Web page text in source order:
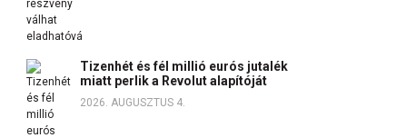
Tizenhét és fél millió eurós jutalék
miatt perlik a Revolut alapítóját
2026. AUGUSZTUS 4.